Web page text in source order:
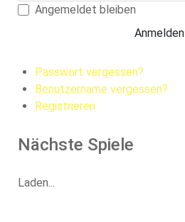
Angemeldet bleiben
Anmelden
Passwort vergessen?
Benutzername vergessen?
Registrieren
Nächste Spiele
Laden...